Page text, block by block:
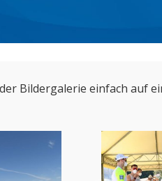
Bildergalerie einfach auf